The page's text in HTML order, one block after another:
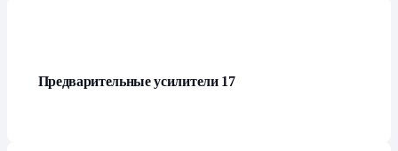
Предварительные усилители 17